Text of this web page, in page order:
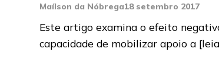
Maílson da Nóbrega18 setembro 2017
Este artigo examina o efeito
capacidade de mobilizar apoio a